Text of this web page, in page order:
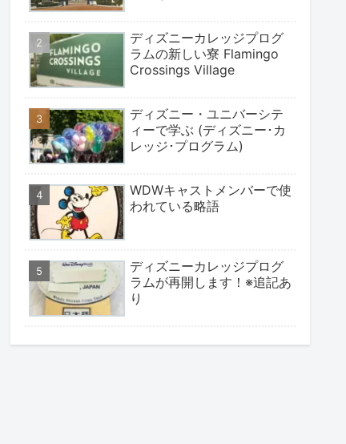
ディズニーカレッジプログ
ラムの新しい寮 Flamingo
Crossings Village
ディズニー・ユニバーシテ
ィーで学ぶ (ディズニー･カ
レッジ･プログラム)
WDWキャストメンバーで使
われている略語
ディズニーカレッジプログ
ラムが再開します！※追記あ
り